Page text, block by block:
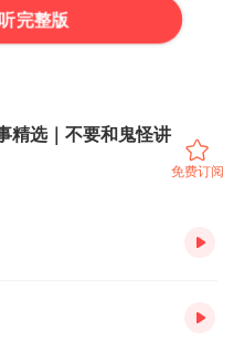
完整版
精选｜不要和鬼怪讲
免费订阅